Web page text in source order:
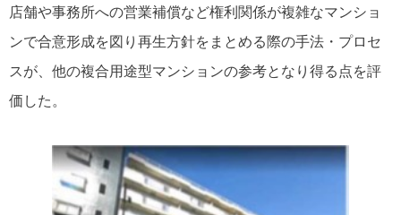
店舗や事務所への営業補償など権利関係が複雑なマンショ
ンで合意形成を図り再生方針をまとめる際の手法・プロセ
スが、他の複合用途型マンションの参考となり得る点を評
価した。